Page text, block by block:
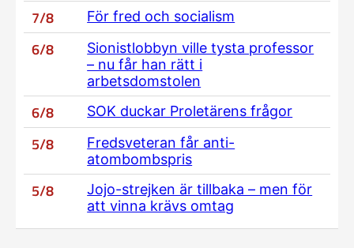
7/8 För fred och socialism
6/8
Sionistlobbyn ville tysta professor
– nu får han rätt i
arbetsdomstolen
6/8 SOK duckar Proletärens frågor
5/8
Fredsveteran får anti-
atombombspris
5/8
Jojo-strejken är tillbaka – men för
att vinna krävs omtag